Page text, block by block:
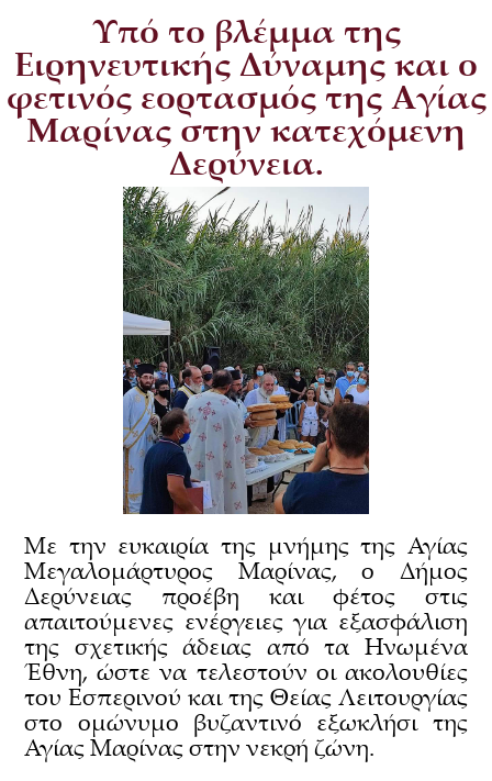
Υπό το βλέμμα της
Ειρηνευτικής Δύναμης και ο
φετινός εορτασμός της Αγίας
Μαρίνας στην κατεχόμενη
Δερύνεια.
Με την ευκαιρία της μνήμης της Αγίας
Μεγαλομάρτυρος Μαρίνας, ο Δήμος
Δερύνειας προέβη και φέτος στις
απαιτούμενες ενέργειες για εξασφάλιση
της σχετικής άδειας από τα Ηνωμένα
Έθνη, ώστε να τελεστούν οι ακολουθίες
του Εσπερινού και της Θείας Λειτουργίας
στο ομώνυμο βυζαντινό εξωκλήσι της
Αγίας Μαρίνας στην νεκρή ζώνη.